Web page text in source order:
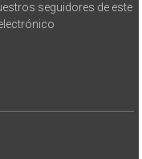
seguidores de este